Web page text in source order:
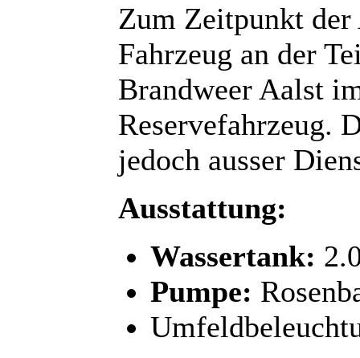
Zum Zeitpunkt der
Fahrzeug an der
Brandweer Aalst
Reservefahrzeug.
jedoch ausser
Ausstattung:
Wassertank:
Pumpe: